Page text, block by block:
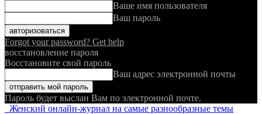
Ваше имя пользователя
Ваш пароль
Forgot your password? Get help
восстановление пароля
Восстановите свой пароль
Ваш адрес электронной почты
Пароль будет выслан Вам по электронной почте.
Женский онлайн-журнал на самые разнообразные темы